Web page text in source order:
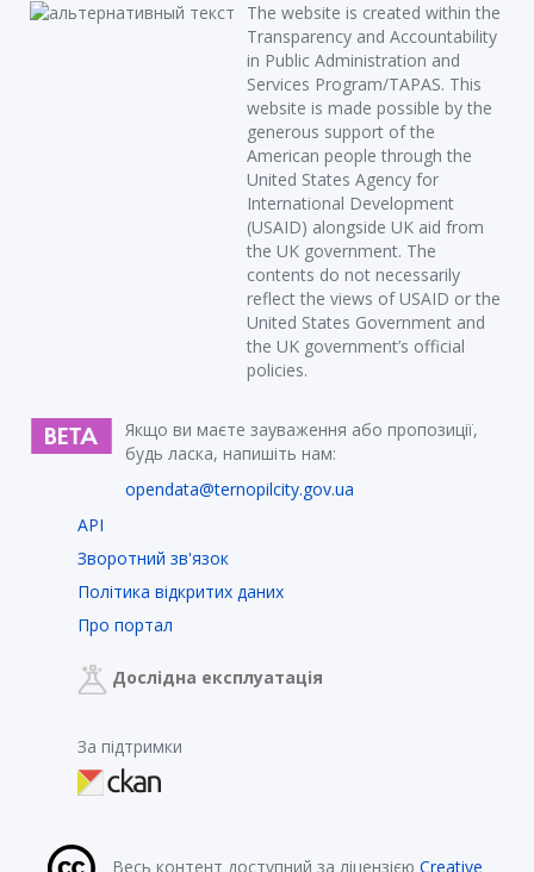
The website is created within the
Transparency and Accountability
in Public Administration and
Services Program/TAPAS. This
website is made possible by the
generous support of the
American people through the
United States Agency for
International Development
(USAID) alongside UK aid from
the UK government. The
contents do not necessarily
reflect the views of USAID or the
United States Government and
the UK government’s official
policies.
Якщо ви маєте зауваження або пропозиції,
будь ласка, напишіть нам:
opendata@ternopilcity.gov.ua
API
Зворотний зв'язок
Політика відкритих даних
Про портал
Дослідна експлуатація
За підтримки
Весь контент доступний за ліцензією Creative